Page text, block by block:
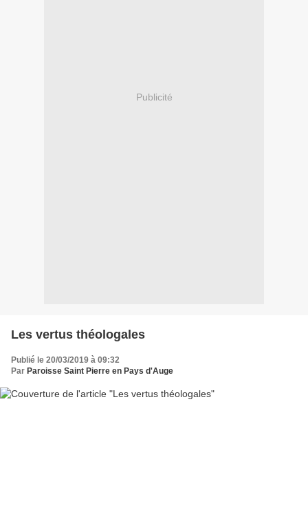
Publicité
Les vertus théologales
Publié le 20/03/2019 à 09:32
Par Paroisse Saint Pierre en Pays d'Auge